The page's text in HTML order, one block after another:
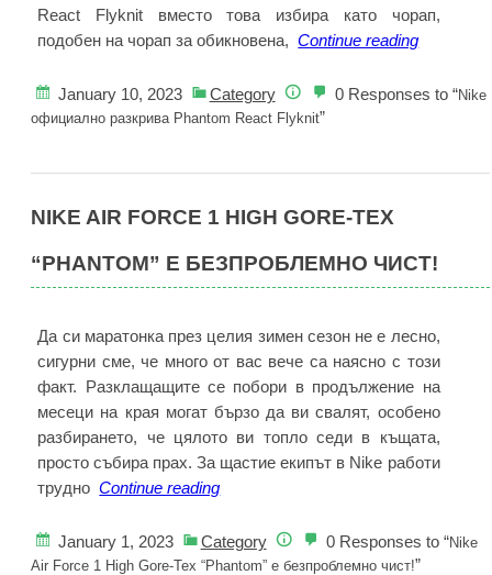
React Flyknit вместо това избира като чорап,
подобен на чорап за обикновена, Continue readingNike
разкрива
January 10, 2023 Category 0 Responses to “Nike
официално разкрива Phantom React Flyknit”
NIKE AIR FORCE 1 HIGH GORE-TEX
“PHANTOM” Е БЕЗПРОБЛЕМНО ЧИСТ!
Да си маратонка през целия зимен сезон не е лесно,
сигурни сме, че много от вас вече са наясно с този
факт. Разклащащите се побори в продължение на
месеци на края могат бързо да ви свалят, особено
разбирането, че цялото ви топло седи в къщата,
просто събира прах. За щастие екипът в Nike работи
трудно Continue readingNike
Force
1
January 1, 2023 Category 0 Responses to “Nike
Air Force 1 High Gore-Tex “Phantom” е безпроблемно чист!”